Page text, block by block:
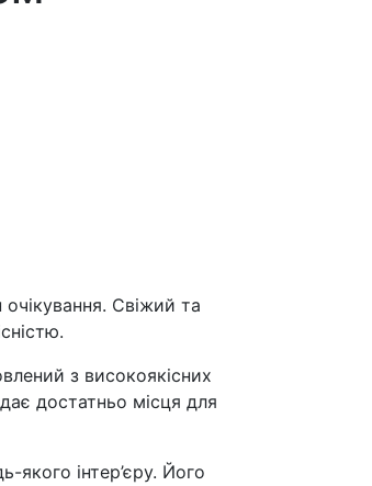
Свіжий та
з високоякісних
достатньо місця для
якого інтер’єру. Його